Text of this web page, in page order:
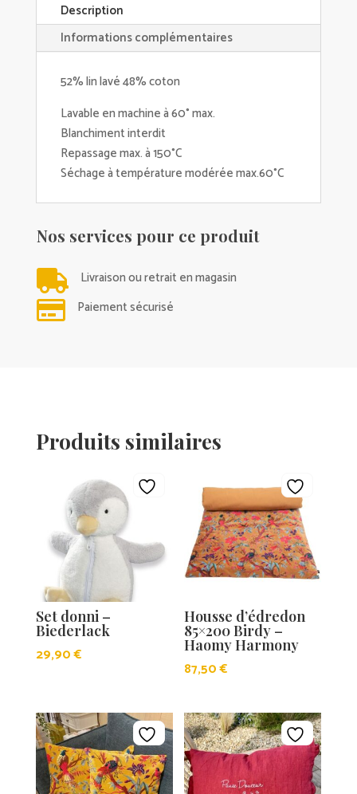
Description
Informations complémentaires
52% lin lavé 48% coton
Lavable en machine à 60° max.
Blanchiment interdit
Repassage max. à 150°C
Séchage à température modérée max.60°C
Nos services pour ce produit
 Livraison ou retrait en magasin
 Paiement sécurisé
Produits similaires
Set donni –
Biederlack
29,90€
Housse d’édredon
85×200 Birdy –
Haomy Harmony
87,50€